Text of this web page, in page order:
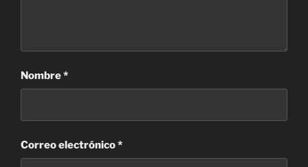
Nombre*
Correo electrónico*